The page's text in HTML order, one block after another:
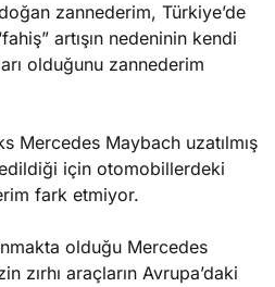
zannederim, Türkiye’de
artışın nedeninin kendi
olduğunu zannederim
Mercedes Maybach uzatılmış
için otomobillerdeki
fark etmiyor.
olduğu Mercedes
zırhı araçların Avrupa’daki